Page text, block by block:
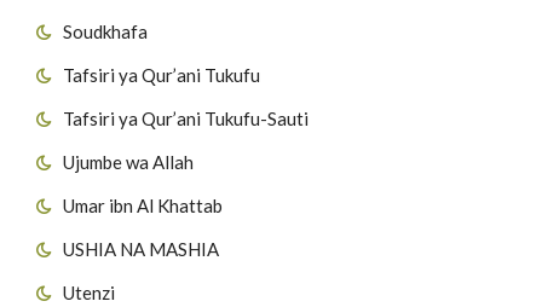
Soudkhafa
Tafsiri ya Qur’ani Tukufu
Tafsiri ya Qur’ani Tukufu-Sauti
Ujumbe wa Allah
Umar ibn Al Khattab
USHIA NA MASHIA
Utenzi